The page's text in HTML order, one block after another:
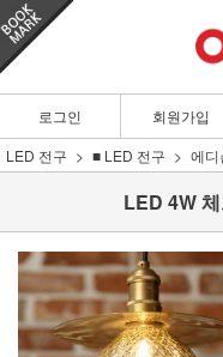
로그인 회원가입
LED 전구
■ LED 전구 에디
LED 4W